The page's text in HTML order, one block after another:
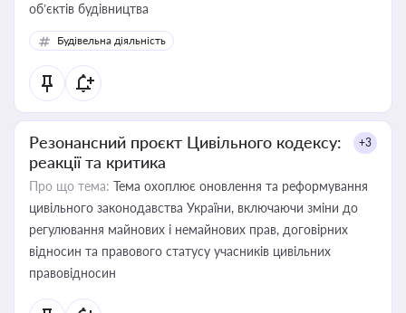
об’єктів будівництва
Будівельна діяльність
Резонансний проєкт Цивільного кодексу:
реакції та критика
+3
Про що тема: Тема охоплює оновлення та реформування
цивільного законодавства України, включаючи зміни до
регулювання майнових і немайнових прав, договірних
відносин та правового статусу учасників цивільних
правовідносин